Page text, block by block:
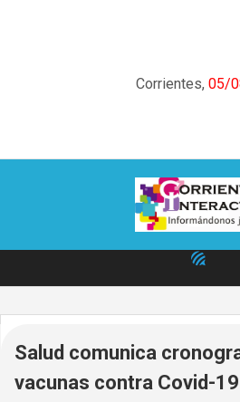
Corrientes, 05/
Salud comunica
vacunas contra Covid-